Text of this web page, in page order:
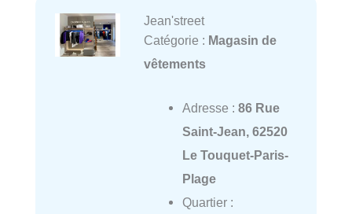
Jean'street
Catégorie : Magasin de
vêtements
Adresse : 86 Rue
Saint-Jean, 62520
Le Touquet-Paris-
Plage
Quartier :